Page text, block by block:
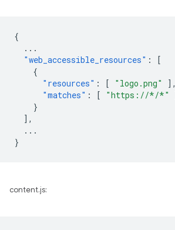
{
...
"web_accessible_resources" :
[
{
"resources" : [ "logo.png"
],
"matches" : [ "https://*/*"
}
],
...
}
content.js: